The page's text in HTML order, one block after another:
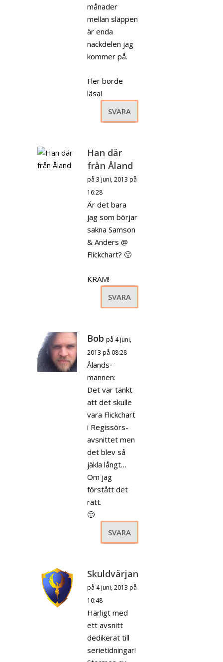
månader
mellan släppen
är enda
nackdelen jag
kommer på.
Fler borde
läsa!
SVARA
Han där
från Åland
på 3 juni, 2013 på
16:28
Är det bara
jag som börjar
sakna Samson
& Anders @
Flickchart? 🙁
KRAM!
SVARA
Bob på 4 juni,
2013 på 08:28
Ålands-
mannen:
Det var tänkt
att det skulle
vara Flickchart
i Regissörs-
avsnittet men
det blev så
jäkla långt…
Om jag
förstått det
rätt.
🙂
SVARA
Skuldvärjan
på 4 juni, 2013 på
10:48
Härligt med
ett avsnitt
dedikerat till
serietidningar!